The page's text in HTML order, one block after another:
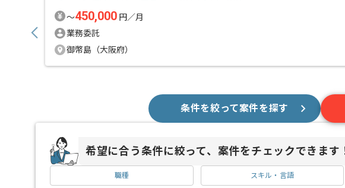
〜450,000 円／月
業務委託
御幣島（大阪府）
条件を絞って案件を探す
希望に合う条件に絞って、案件をチェックできます
職種 スキル・言語